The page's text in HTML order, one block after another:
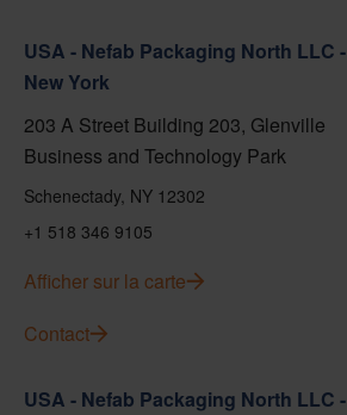
USA - Nefab Packaging North LLC -
New York
203 A Street Building 203, Glenville
Business and Technology Park
Schenectady, NY 12302
+1 518 346 9105
Afficher sur la carte
Contact
USA - Nefab Packaging North LLC -